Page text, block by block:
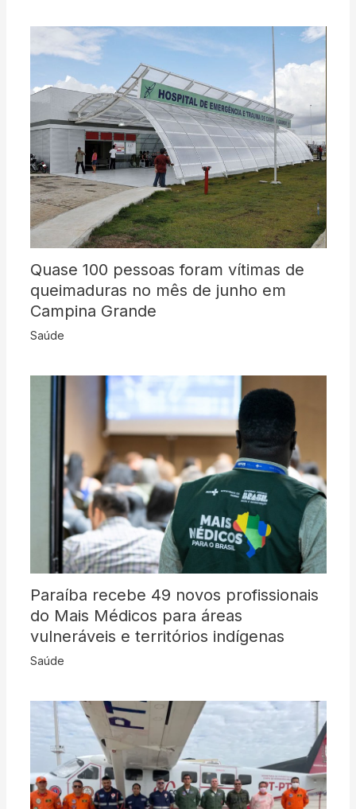
Quase 100 pessoas foram vítimas de
queimaduras no mês de junho em
Campina Grande
Saúde
Paraíba recebe 49 novos profissionais
do Mais Médicos para áreas
vulneráveis e territórios indígenas
Saúde